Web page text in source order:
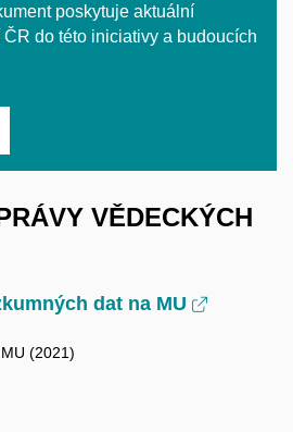
poskytuje aktuální
do této iniciativy a budoucích
VĚDECKÝCH
dat na MU
(2021)